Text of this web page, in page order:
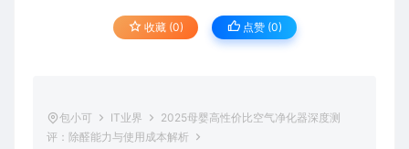
收藏 (0) 点赞 (0)
包小可 IT业界
2025母婴高性价比空气净化器深度测
评：除醛能力与使用成本解析